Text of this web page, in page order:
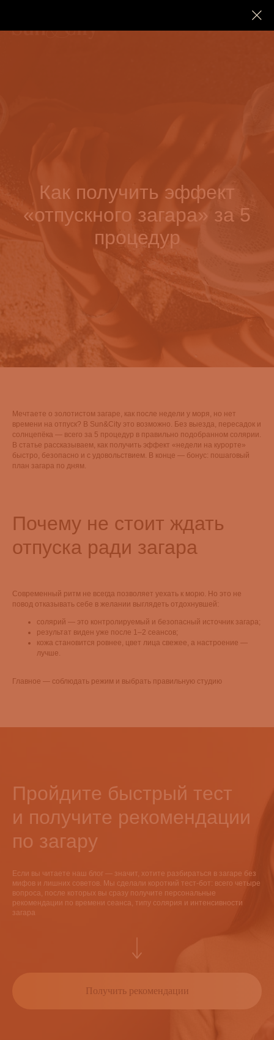
Как получить эффект
«отпускного загара» за 5
процедур
Мечтаете о золотистом загаре, как после недели у моря, но нет
времени на отпуск? В Sun&City это возможно. Без выезда, пересадок и
солнцепёка — всего за 5 процедур в правильно подобранном солярии.
В статье рассказываем, как получить эффект «недели на курорте»
быстро, безопасно и с удовольствием. В конце — бонус: пошаговый
план загара по дням.
Почему не стоит ждать
отпуска ради загара
Современный ритм не всегда позволяет уехать к морю. Но это не
повод отказывать себе в желании выглядеть отдохнувшей:
солярий — это контролируемый и безопасный источник загара;
результат виден уже после 1–2 сеансов;
кожа становится ровнее, цвет лица свежее, а настроение —
лучше.
Главное — соблюдать режим и выбрать правильную студию
Пройдите быстрый тест
и получите рекомендации
по загару
Если вы читаете наш блог — значит, хотите разбираться в загаре без
мифов и лишних советов. Мы сделали короткий тест-бот: всего четыре
вопроса, после которых вы сразу получите персональные
рекомендации по времени сеанса, типу солярия и интенсивности
загара
Получить рекомендации